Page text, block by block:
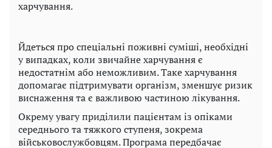
харчування.
Йдеться про спеціальні поживні суміші, необхідні
у випадках, коли звичайне харчування є
недостатнім або неможливим. Таке харчування
допомагає підтримувати організм, зменшує ризик
виснаження та є важливою частиною лікування.
Окрему увагу приділили пацієнтам із опіками
середнього та тяжкого ступеня, зокрема
військовослужбовцям. Програма передбачає